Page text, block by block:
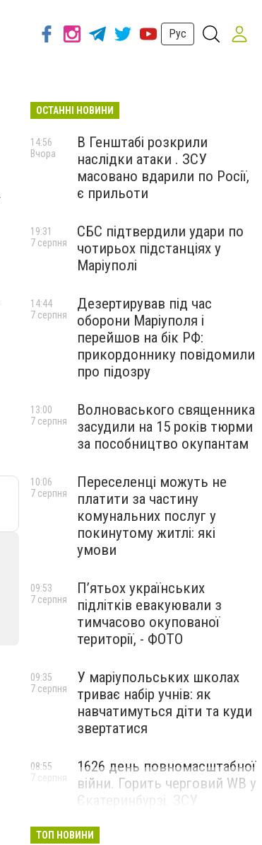
Рус
ОСТАННІ НОВИНИ
В Генштабі розкрили
наслідки атаки . ЗСУ
масовано вдарили по Росії,
є прильоти
14:56
Вчора
СБС підтвердили удари по
чотирьох підстанціях у
Маріуполі
19:31
7 серпня
Дезертирував під час
оборони Маріуполя і
перейшов на бік РФ:
прикордоннику повідомили
про підозру
14:44
7 серпня
Волноваського священника
засудили на 15 років тюрми
за пособництво окупантам
13:00
7 серпня
Переселенці можуть не
платити за частину
комунальних послуг у
покинутому житлі: які
умови
10:06
7 серпня
П’ятьох українських
підлітків евакуювали з
тимчасово окупованої
території, - ФОТО
09:53
7 серпня
У маріупольських школах
триває набір учнів: як
навчатимуться діти та куди
звертатися
09:35
7 серпня
1626 день повномасштабної
війни. Горить черговий WB у
Єкатеринбурзі. ЗСУ
Маріуполі
08:55
7 серпня
ТОП НОВИНИ